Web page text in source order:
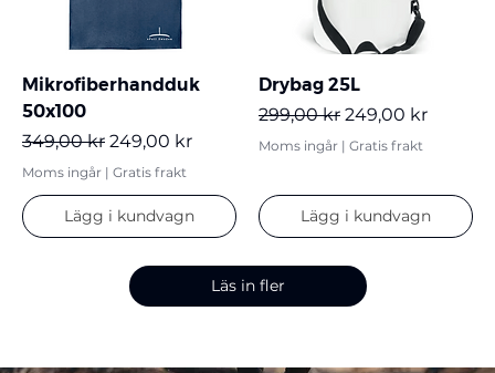
Mikrofiberhandduk
50x100
Ordinarie pris
349,00 kr Reapris
249,00 kr
Moms ingår | Gratis frakt
Lägg i kundvagn
Drybag 25L
Ordinarie pris
299,00 kr Reapris
249,00 kr
Moms ingår | Gratis frakt
Lägg i kundvagn
Läs in fler